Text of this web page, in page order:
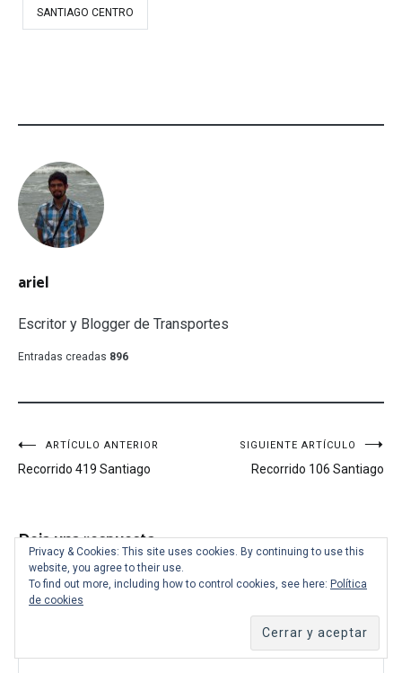
SANTIAGO CENTRO
ariel
Escritor y Blogger de Transportes
Entradas creadas 896
Navegación
de
ARTÍCULO ANTERIOR
Recorrido 419 Santiago
SIGUIENTE ARTÍCULO
Recorrido 106 Santiago
Deja una respuesta
Tu dirección de correo electrónico no será publicada.
campos obligatorios están marcados con *
Privacy & Cookies: This site uses cookies. By continuing to use this
website, you agree to their use.
To find out more, including how to control cookies, see here: Política
de cookies